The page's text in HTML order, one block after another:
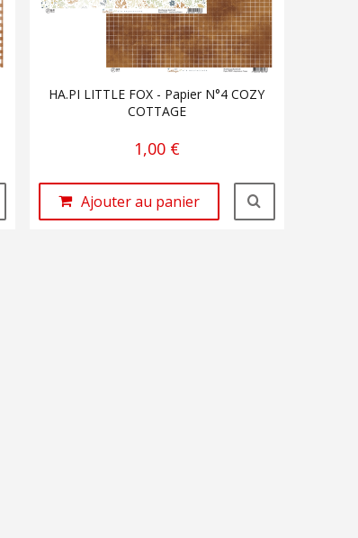
HA.PI LITTLE FOX - Papier N°4 COZY
COTTAGE
1,00 €
Ajouter au panier